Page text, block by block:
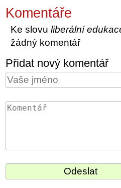
Komentáře
Ke slovuliberální
žádný komentář
Přidat nový komentář